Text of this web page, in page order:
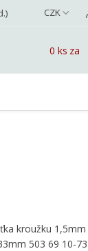
CZK
0 ks za
kroužku 1,5mm
503 69 10-73